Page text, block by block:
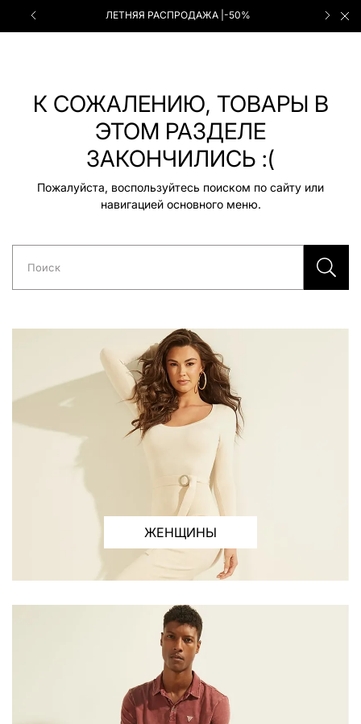
ЛЕТНЯЯ РАСПРОДАЖА |-50%
К СОЖАЛЕНИЮ, ТОВАРЫ В
ЭТОМ РАЗДЕЛЕ
ЗАКОНЧИЛИСЬ :(
Пожалуйста, воспользуйтесь поиском по сайту или
навигацией основного меню.
Поиск
ЖЕНЩИНЫ